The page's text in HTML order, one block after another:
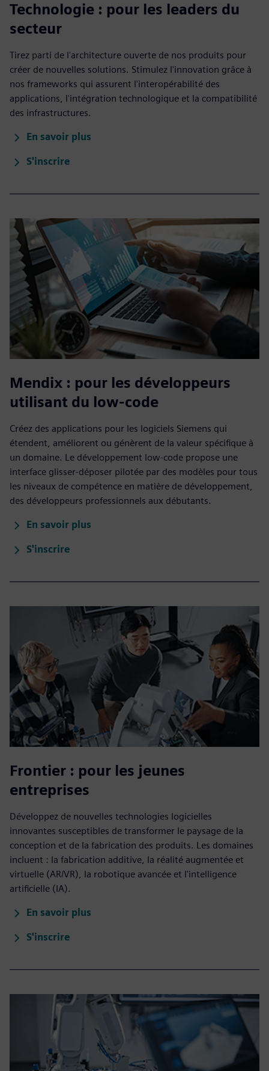
Technologie : pour les leaders du
secteur
Tirez parti de l'architecture ouverte de nos produits pour
créer de nouvelles solutions. Stimulez l'innovation grâce à
nos frameworks qui assurent l'interopérabilité des
applications, l'intégration technologique et la compatibilité
des infrastructures.
En savoir plus
S'inscrire
Mendix : pour les développeurs
utilisant du low-code
Créez des applications pour les logiciels Siemens qui
étendent, améliorent ou génèrent de la valeur spécifique à
un domaine. Le développement low-code propose une
interface glisser-déposer pilotée par des modèles pour tous
les niveaux de compétence en matière de développement,
des développeurs professionnels aux débutants.
En savoir plus
S'inscrire
Frontier : pour les jeunes
entreprises
Développez de nouvelles technologies logicielles
innovantes susceptibles de transformer le paysage de la
conception et de la fabrication des produits. Les domaines
incluent : la fabrication additive, la réalité augmentée et
virtuelle (AR/VR), la robotique avancée et l'intelligence
artificielle (IA).
En savoir plus
S'inscrire